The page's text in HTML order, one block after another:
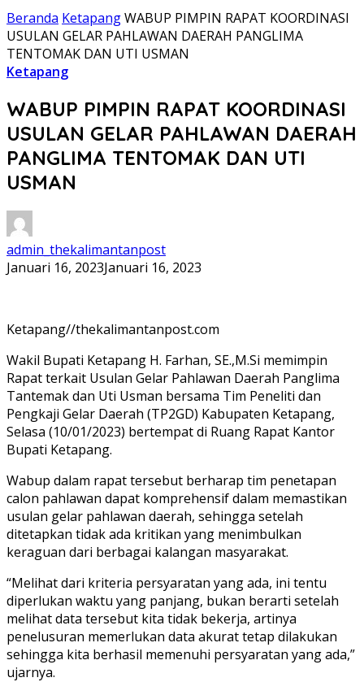
Beranda KetapangWABUP PIMPIN RAPAT KOORDINASI
USULAN GELAR PAHLAWAN DAERAH PANGLIMA
TENTOMAK DAN UTI USMAN
Ketapang
WABUP PIMPIN RAPAT KOORDINASI
USULAN GELAR PAHLAWAN DAERAH
PANGLIMA TENTOMAK DAN UTI
USMAN
admin_thekalimantanpost
Januari 16, 2023Januari 16, 2023
Ketapang//thekalimantanpost.com
Wakil Bupati Ketapang H. Farhan, SE.,M.Si memimpin
Rapat terkait Usulan Gelar Pahlawan Daerah Panglima
Tantemak dan Uti Usman bersama Tim Peneliti dan
Pengkaji Gelar Daerah (TP2GD) Kabupaten Ketapang,
Selasa (10/01/2023) bertempat di Ruang Rapat Kantor
Bupati Ketapang.
Wabup dalam rapat tersebut berharap tim penetapan
calon pahlawan dapat komprehensif dalam memastikan
usulan gelar pahlawan daerah, sehingga setelah
ditetapkan tidak ada kritikan yang menimbulkan
keraguan dari berbagai kalangan masyarakat.
“Melihat dari kriteria persyaratan yang ada, ini tentu
diperlukan waktu yang panjang, bukan berarti setelah
melihat data tersebut kita tidak bekerja, artinya
penelusuran memerlukan data akurat tetap dilakukan
sehingga kita berhasil memenuhi persyaratan yang ada,”
ujarnya.